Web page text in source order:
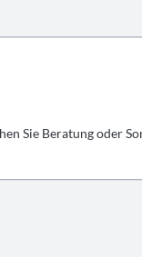
Sie Beratung oder